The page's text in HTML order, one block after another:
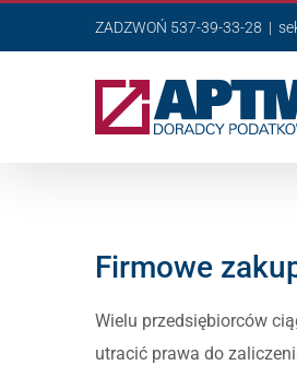
do
ZADZWOŃ 537-39-33-28 |
Firmowe
Wielu przedsiębiorców
utracić prawa do